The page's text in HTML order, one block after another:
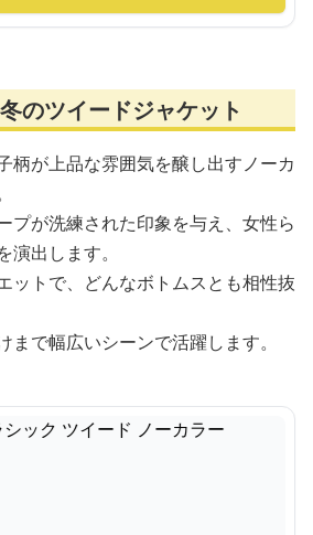
のツイードジャケット
柄が上品な雰囲気を醸し出すノーカ
プが洗練された印象を与え、女性ら
演出します。
ットで、どんなボトムスとも相性抜
まで幅広いシーンで活躍します。